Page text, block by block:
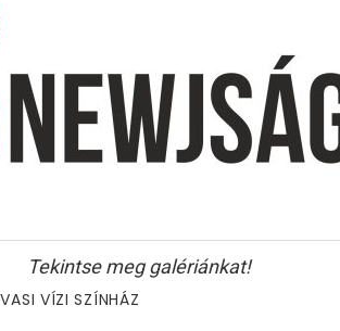
Tekintse meg galériánkat!
VÍZI SZÍNHÁZ